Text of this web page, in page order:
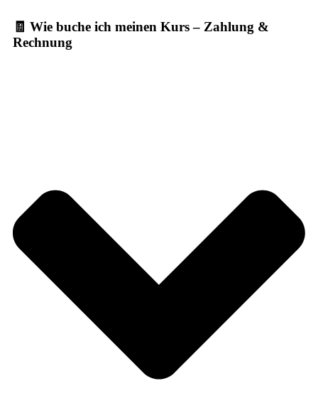
🧾 Wie buche ich meinen Kurs – Zahlung &
Rechnung